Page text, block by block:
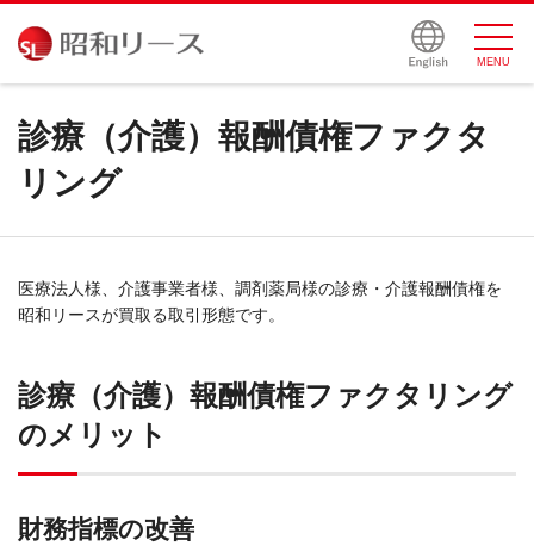
MENU
サイトマップ
診療（介護）報酬債権ファクタ
リング
医療法人様、介護事業者様、調剤薬局様の診療・介護報酬債権を
昭和リースが買取る取引形態です。
診療（介護）報酬債権ファクタリング
のメリット
財務指標の改善